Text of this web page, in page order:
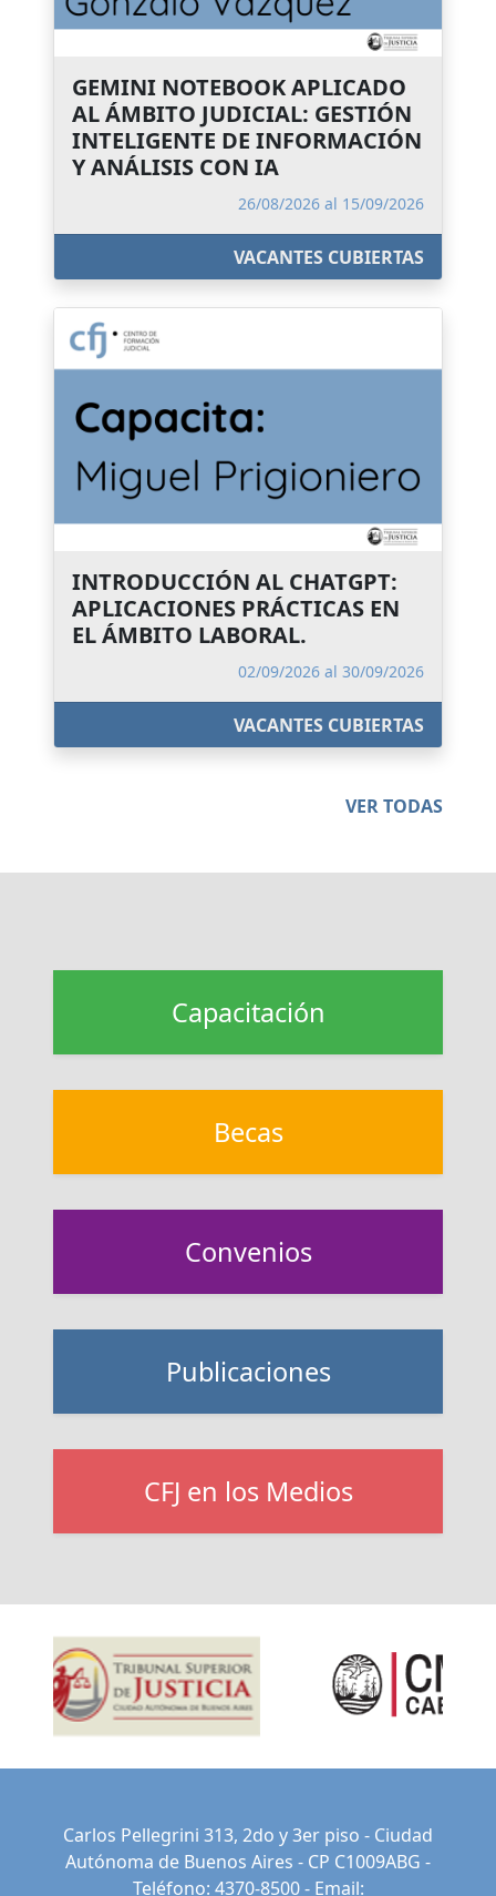
GEMINI NOTEBOOK APLICADO
AL ÁMBITO JUDICIAL: GESTIÓN
INTELIGENTE DE INFORMACIÓN
Y ANÁLISIS CON IA
26/08/2026 al 15/09/2026
VACANTES CUBIERTAS
INTRODUCCIÓN AL CHATGPT:
APLICACIONES PRÁCTICAS EN
EL ÁMBITO LABORAL.
02/09/2026 al 30/09/2026
VACANTES CUBIERTAS
VER TODAS
Capacitación
Becas
Convenios
Publicaciones
CFJ en los Medios
Carlos Pellegrini 313, 2do y 3er piso - Ciudad
Autónoma de Buenos Aires - CP C1009ABG -
Teléfono: 4370-8500 - Email: